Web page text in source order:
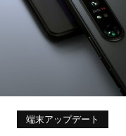
端末アップデート